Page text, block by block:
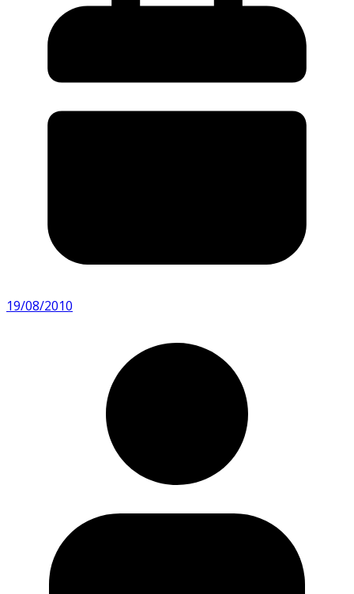
19/08/2010